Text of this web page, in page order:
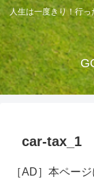
人生は一度きり！行
car-tax_1
［AD］本ペー